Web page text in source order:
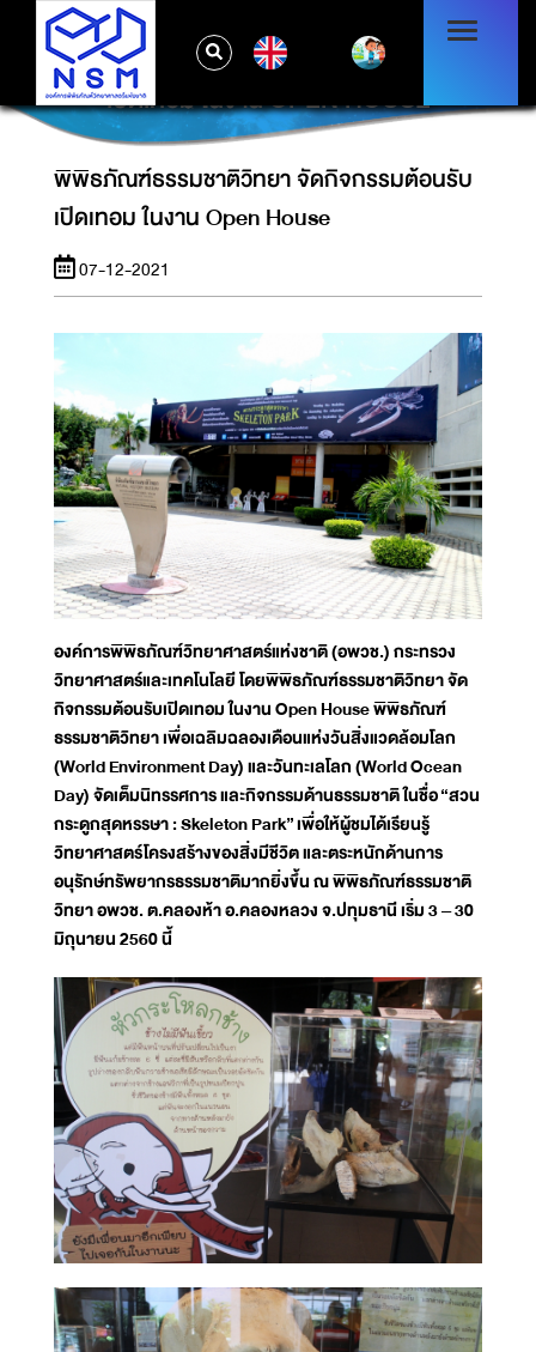
พิพิธภัณฑ์ธรรมชาติวิทยา จัดกิจกรรมต้อนรับ
เปิดเทอม ในงาน OPEN HOUSE
พิพิธภัณฑ์ธรรมชาติวิทยา จัดกิจกรรมต้อนรับ
เปิดเทอม ในงาน Open House
07-12-2021
องค์การพิพิธภัณฑ์วิทยาศาสตร์แห่งชาติ (อพวช.) กระทรวง
วิทยาศาสตร์และเทคโนโลยี โดยพิพิธภัณฑ์ธรรมชาติวิทยา จัด
กิจกรรมต้อนรับเปิดเทอม ในงาน Open House พิพิธภัณฑ์
ธรรมชาติวิทยา เพื่อเฉลิมฉลองเดือนแห่งวันสิ่งแวดล้อมโลก
(World Environment Day) และวันทะเลโลก (World Ocean
Day) จัดเต็มนิทรรศการ และกิจกรรมด้านธรรมชาติ ในชื่อ “สวน
กระดูกสุดหรรษา : Skeleton Park” เพื่อให้ผู้ชมได้เรียนรู้
วิทยาศาสตร์โครงสร้างของสิ่งมีชีวิต และตระหนักด้านการ
อนุรักษ์ทรัพยากรธรรมชาติมากยิ่งขึ้น ณ พิพิธภัณฑ์ธรรมชาติ
วิทยา อพวช. ต.คลองห้า อ.คลองหลวง จ.ปทุมธานี เริ่ม 3 – 30
มิถุนายน 2560 นี้